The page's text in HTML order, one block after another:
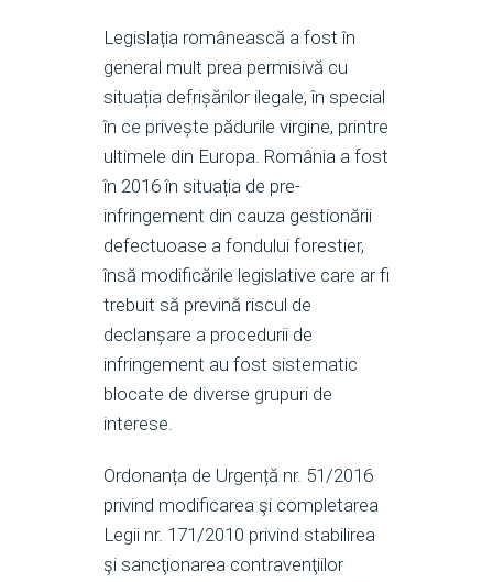
Legislația românească a fost în
general mult prea permisivă cu
situația defrișărilor ilegale, în special
în ce privește pădurile virgine, printre
ultimele din Europa. România a fost
în 2016 în situația de pre-
infringement din cauza gestionării
defectuoase a fondului forestier,
însă modificările legislative care ar fi
trebuit să prevină riscul de
declanșare a procedurii de
infringement au fost sistematic
blocate de diverse grupuri de
interese.
Ordonanța de Urgență nr. 51/2016
privind modificarea şi completarea
Legii nr. 171/2010 privind stabilirea
şi sancţionarea contravenţiilor